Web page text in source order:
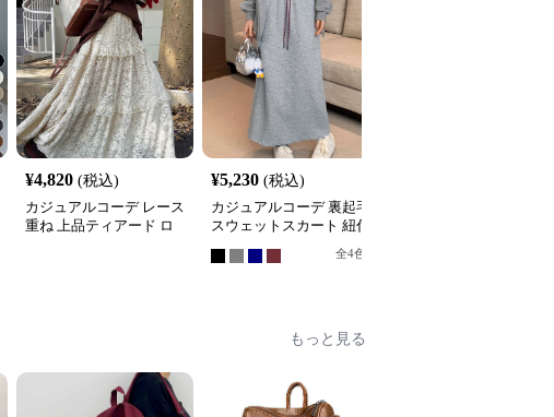
¥4,820 (税込)
カジュアルコーデ レース
重ね 上品ティアード ロ
ングスカート
¥5,230 (税込)
カジュアルコーデ 裏起毛
スウェットスカート 紐付
きロング丈
全4色